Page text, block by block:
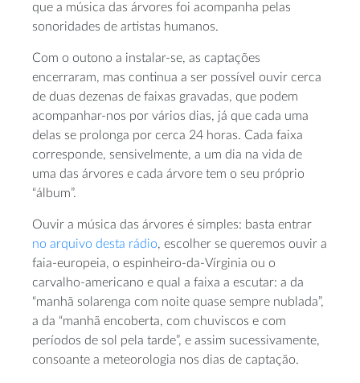
que a música das árvores foi acompanha pelas
sonoridades de artistas humanos.
Com o outono a instalar-se, as captações
encerraram, mas continua a ser possível ouvir cerca
de duas dezenas de faixas gravadas, que podem
acompanhar-nos por vários dias, já que cada uma
delas se prolonga por cerca 24 horas. Cada faixa
corresponde, sensivelmente, a um dia na vida de
uma das árvores e cada árvore tem o seu próprio
“álbum”.
Ouvir a música das árvores é simples: basta entrar
no arquivo desta rádio, escolher se queremos ouvir a
faia-europeia, o espinheiro-da-Vírginia ou o
carvalho-americano e qual a faixa a escutar: a da
“manhã solarenga com noite quase sempre nublada”,
a da “manhã encoberta, com chuviscos e com
períodos de sol pela tarde”, e assim sucessivamente,
consoante a meteorologia nos dias de captação.